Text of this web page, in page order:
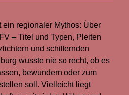
ein regionaler Mythos: Über
– Titel und Typen, Pleiten
und schillernden
wusste nie so recht, ob es
bewundern oder zum
soll. Vielleicht liegt